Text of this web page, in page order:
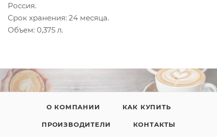
Россия.
Срок хранения: 24 месяца.
Объем: 0,375 л.
О КОМПАНИИ КАК КУПИТЬ
ПРОИЗВОДИТЕЛИ КОНТАКТЫ